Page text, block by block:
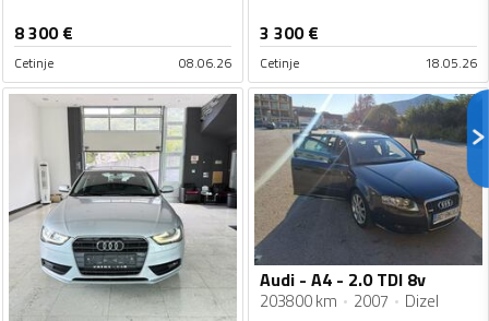
8 300€
Cetinje 08.06.26
3 300€
Cetinje 18.05.26
Audi - A4 - 2.0 TDI 8v
203800 km 2007 Dizel